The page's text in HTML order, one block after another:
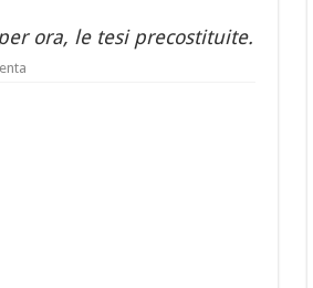
ora, le tesi precostituite.